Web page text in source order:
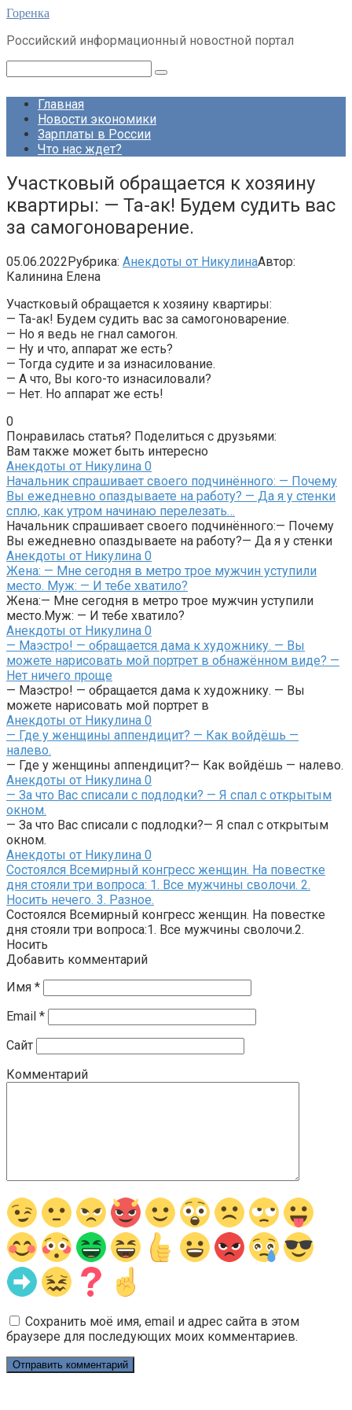
Перейти
контенту
Горенка
Российский информационный новостной портал
Главная
Новости экономики
Зарплаты в России
Что нас ждет?
Участковый обращается к хозяину
квартиры: — Та-ак! Будем судить вас
за самогоноварение.
05.06.2022Рубрика: Анекдоты от НикулинаАвтор:
Калинина Елена
Участковый обращается к хозяину квартиры:
— Та-ак! Будем судить вас за самогоноварение.
— Но я ведь не гнал самогон.
— Ну и что, аппарат же есть?
— Тогда судите и за изнасилование.
— А что, Вы кого-то изнасиловали?
— Нет. Но аппарат же есть!
0
Понравилась статья? Поделиться с друзьями:
Вам также может быть интересно
Анекдоты от Никулина 0
Начальник спрашивает своего подчинённого: — Почему
Вы ежедневно опаздываете на работу? — Да я у стенки
сплю, как утром начинаю перелезать…
Начальник спрашивает своего подчинённого:— Почему
Вы ежедневно опаздываете на работу?— Да я у стенки
Анекдоты от Никулина 0
Жена: — Мне сегодня в метро трое мужчин уступили
место. Муж: — И тебе хватило?
Жена:— Мне сегодня в метро трое мужчин уступили
место.Муж: — И тебе хватило?
Анекдоты от Никулина 0
— Маэстро! — обращается дама к художнику. — Вы
можете нарисовать мой портрет в обнажённом виде? —
Нет ничего проще
— Маэстро! — обращается дама к художнику. — Вы
можете нарисовать мой портрет в
Анекдоты от Никулина 0
— Где у женщины аппендицит? — Как войдёшь —
налево.
— Где у женщины аппендицит?— Как войдёшь — налево.
Анекдоты от Никулина 0
— За что Вас списали с подлодки? — Я спал с открытым
окном.
— За что Вас списали с подлодки?— Я спал с открытым
окном.
Анекдоты от Никулина 0
Состоялся Всемирный конгресс женщин. На повестке
дня стояли три вопроса: 1. Все мужчины сволочи. 2.
Носить нечего. 3. Разное.
Состоялся Всемирный конгресс женщин. На повестке
дня стояли три вопроса:1. Все мужчины сволочи.2.
Носить
Добавить комментарий
Имя *
Email *
Сайт
Комментарий
Сохранить моё имя, email и адрес сайта в этом
браузере для последующих моих комментариев.